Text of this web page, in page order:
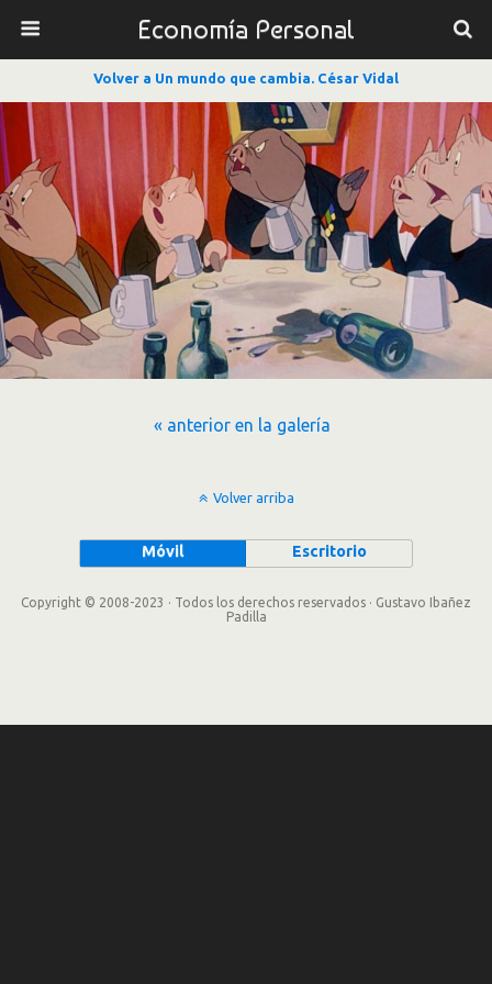
Economía Personal
Volver a Un mundo que cambia. César Vidal
« anterior en la galería
Volver arriba
Móvil Escritorio
Copyright © 2008-2023 · Todos los derechos reservados · Gustavo Ibañez
Padilla